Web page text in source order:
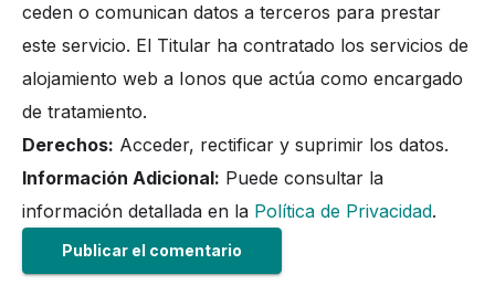
ceden o comunican datos a terceros para prestar
este servicio. El Titular ha contratado los servicios de
alojamiento web a Ionos que actúa como encargado
de tratamiento.
Derechos: Acceder, rectificar y suprimir los datos.
Información Adicional: Puede consultar la
información detallada en la Política de Privacidad.